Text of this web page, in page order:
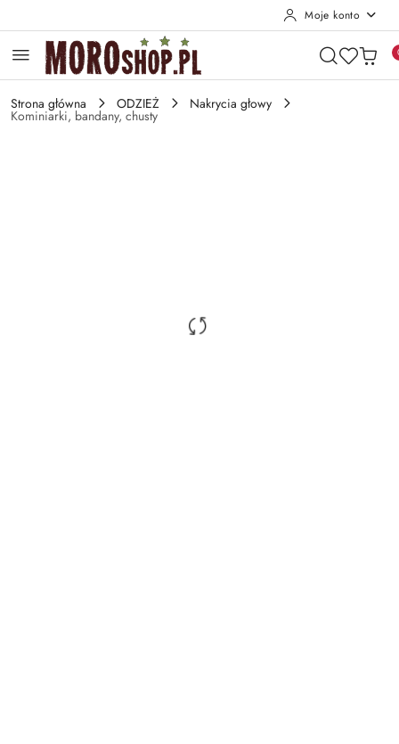
Moje konto
Strona główna ODZIEŻ Nakrycia głowy
Kominiarki, bandany, chusty